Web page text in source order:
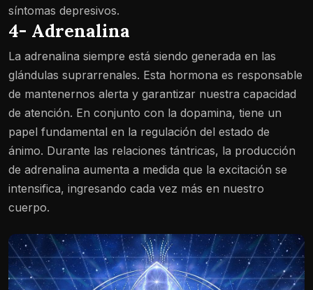
síntomas depresivos.
4- Adrenalina
La adrenalina siempre está siendo generada en las
glándulas suprarrenales. Esta hormona es responsable
de mantenernos alerta y garantizar nuestra capacidad
de atención. En conjunto con la dopamina, tiene un
papel fundamental en la regulación del estado de
ánimo. Durante las relaciones tántricas, la producción
de adrenalina aumenta a medida que la excitación se
intensifica, ingresando cada vez más en nuestro
cuerpo.